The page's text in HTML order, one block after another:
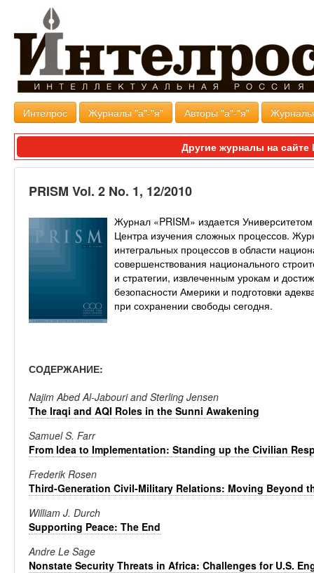
Интелрос Журналы "а"-"я" Авторы "а"-"я"
Другие журналы на
PRISM Vol. 2 No. 1, 12/2010
Журнал «PRISM» издается
Центра изучения сложных процессов.
интегральных процессов в области
совершенствования национального
и стратегии, извлеченным урокам и
безопасности Америки и подготовки
при сохранении свободы сегодня.
СОДЕРЖАНИЕ:
Najim Abed Al-Jabouri and Sterling Jensen
The Iraqi and AQI Roles in the Sunni Awakening
Samuel S. Farr
From Idea to Implementation: Standing up the Civilian
Frederik Rosen
Third-Generation Civil-Military Relations: Moving Beyond
William J. Durch
Supporting Peace: The End
Andre Le Sage
Nonstate Security Threats in Africa: Challenges for U.S.